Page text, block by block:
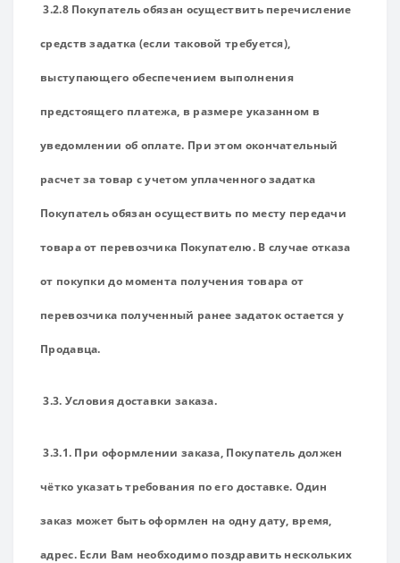
3.2.8 Покупатель обязан осуществить перечисление
средств задатка (если таковой требуется),
выступающего обеспечением выполнения
предстоящего платежа, в размере указанном в
уведомлении об оплате. При этом окончательный
расчет за товар с учетом уплаченного задатка
Покупатель обязан осуществить по месту передачи
товара от перевозчика Покупателю. В случае отказа
от покупки до момента получения товара от
перевозчика полученный ранее задаток остается у
Продавца.
3.3. Условия доставки заказа.
3.3.1. При оформлении заказа, Покупатель должен
чётко указать требования по его доставке. Один
заказ может быть оформлен на одну дату, время,
адрес. Если Вам необходимо поздравить нескольких